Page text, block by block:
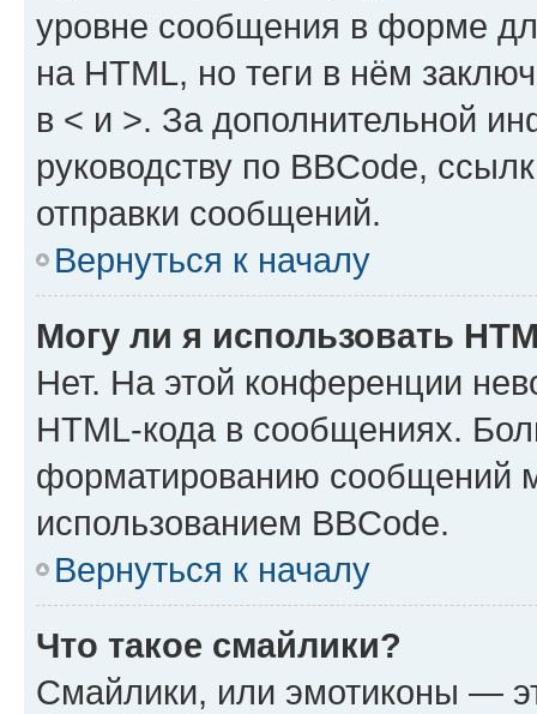
уровне сообщения в форме
на HTML, но теги в нём
в < и >. За дополнительной
руководству по BBCode,
отправки сообщений.
Вернуться к началу
Могу ли я использовать
Нет. На этой конференции
HTML-кода в сообщениях.
форматированию сообщений
использованием BBCode.
Вернуться к началу
Что такое смайлики?
Смайлики, или эмотиконы —